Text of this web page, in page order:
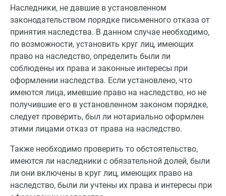
Наследники, не давшие в установленном
законодательством порядке письменного отказа от
принятия наследства. В данном случае необходимо,
по возможности, установить круг лиц, имеющих
право на наследство, определить были ли
соблюдены их права и законные интересы при
оформлении наследства. Если установлено, что
имеются лица, имевшие право на наследство, но не
получившие его в установленном законом порядке,
следует проверить, был ли нотариально оформлен
этими лицами отказ от права на наследство.
Также необходимо проверить то обстоятельство,
имеются ли наследники с обязательной долей, были
ли они включены в круг лиц, имеющих право на
наследство, были ли учтены их права и интересы при